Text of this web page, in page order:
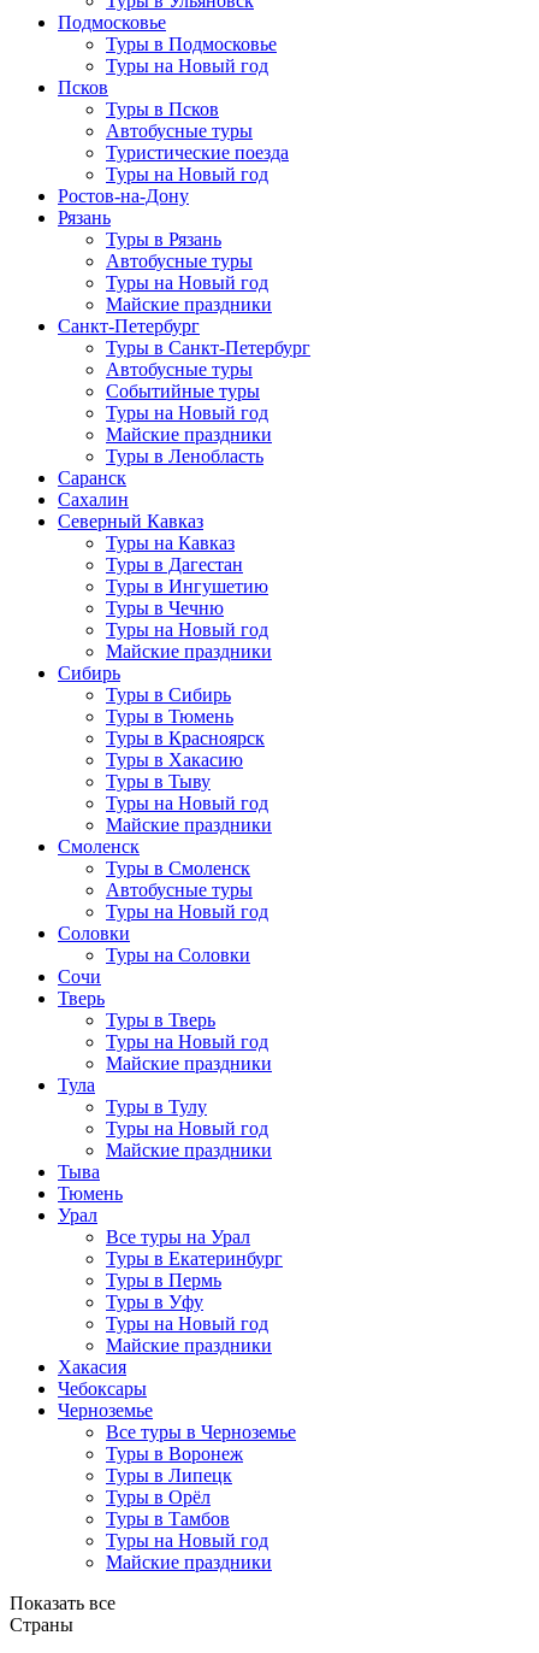
Подмосковье
Туры в Подмосковье
Туры на Новый год
Псков
Туры в Псков
Автобусные туры
Туристические поезда
Туры на Новый год
Ростов-на-Дону
Рязань
Туры в Рязань
Автобусные туры
Туры на Новый год
Майские праздники
Санкт-Петербург
Туры в Санкт-Петербург
Автобусные туры
Событийные туры
Туры на Новый год
Майские праздники
Туры в Ленобласть
Саранск
Сахалин
Северный Кавказ
Туры на Кавказ
Туры в Дагестан
Туры в Ингушетию
Туры в Чечню
Туры на Новый год
Майские праздники
Сибирь
Туры в Сибирь
Туры в Тюмень
Туры в Красноярск
Туры в Хакасию
Туры в Тыву
Туры на Новый год
Майские праздники
Смоленск
Туры в Смоленск
Автобусные туры
Туры на Новый год
Соловки
Туры на Соловки
Сочи
Тверь
Туры в Тверь
Туры на Новый год
Майские праздники
Тула
Туры в Тулу
Туры на Новый год
Майские праздники
Тыва
Тюмень
Урал
Все туры на Урал
Туры в Екатеринбург
Туры в Пермь
Туры в Уфу
Туры на Новый год
Майские праздники
Хакасия
Чебоксары
Черноземье
Все туры в Черноземье
Туры в Воронеж
Туры в Липецк
Туры в Орёл
Туры в Тамбов
Туры на Новый год
Майские праздники
Показать все
Страны